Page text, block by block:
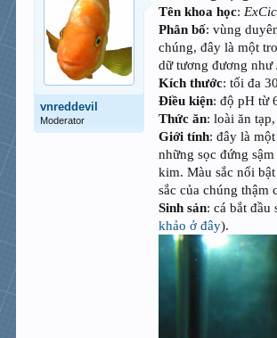
vnreddevil
Moderator
Tên khoa học:
Phân bố: vùng
chúng, đây là một
dữ tương đương như
Kích thước: tối đa
Điều kiện: độ pH từ
Thức ăn: loài ăn
Giới tính: đây là
những sọc đứng
kim. Màu sắc nổi
sắc của chúng thậm
Sinh sản: cá bắt
khảo ở đây).